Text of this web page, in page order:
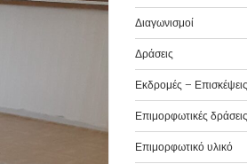
Διαγωνισμοί
Δράσεις
Εκδρομές – Επισκέψεις
Επιμορφωτικές δράσεις
Επιμορφωτικό υλικό